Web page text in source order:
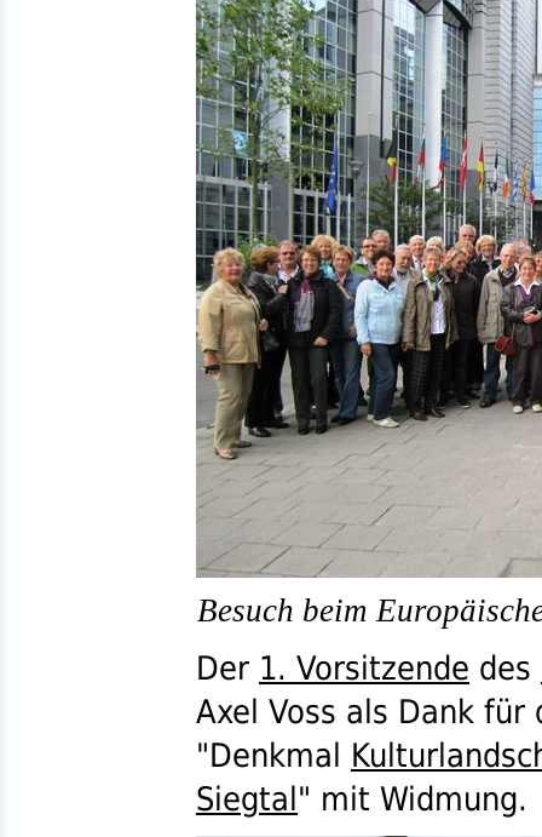
Besuch beim
Der 1. Vorsitzende des
Axel Voss als Dank für
"Denkmal
Siegtal" mit Widmung.